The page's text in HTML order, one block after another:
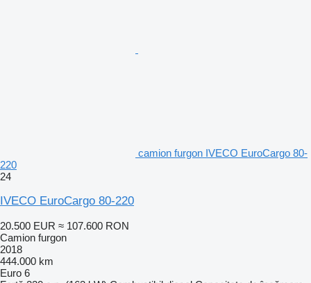
camion furgon IVECO EuroCargo 80-
220
24
IVECO EuroCargo 80-220
20.500 EUR ≈ 107.600 RON
Camion furgon
2018
444.000 km
Euro 6